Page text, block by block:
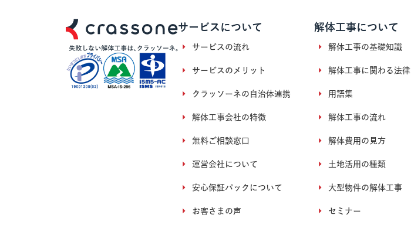
サービスについて
サービスの流れ
サービスのメリット
クラッソーネの自治体連携
解体工事会社の特徴
無料ご相談窓口
運営会社について
安心保証パックについて
お客さまの声
解体工事について
解体工事の基礎知識
解体工事に関わる法律
用語集
解体工事の流れ
解体費用の見方
土地活用の種類
大型物件の解体工事
セミナー